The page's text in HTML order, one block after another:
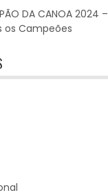
DA CANOA 2024 –
os Campeões